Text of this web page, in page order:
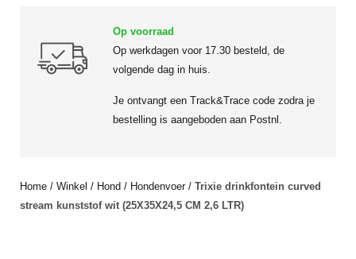
Op voorraad
Op werkdagen voor 17.30 besteld, de
volgende dag in huis.
Je ontvangt een Track&Trace code zodra je
bestelling is aangeboden aan Postnl.
Home / Winkel / Hond / Hondenvoer/ Trixie drinkfontein curved
stream kunststof wit (25X35X24,5 CM 2,6 LTR)